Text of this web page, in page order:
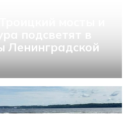
Ленинградской